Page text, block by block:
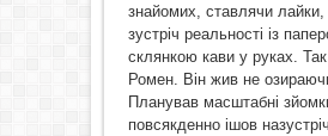
знайомих, ставлячи лайки,
зустріч реальності із
склянкою кави у руках.
Ромен. Він жив не
Планував масштабні
повсякденно ішов назустріч